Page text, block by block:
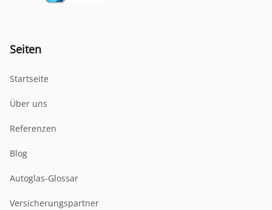
Seiten
Startseite
Über uns
Referenzen
Blog
Autoglas-Glossar
Versicherungspartner